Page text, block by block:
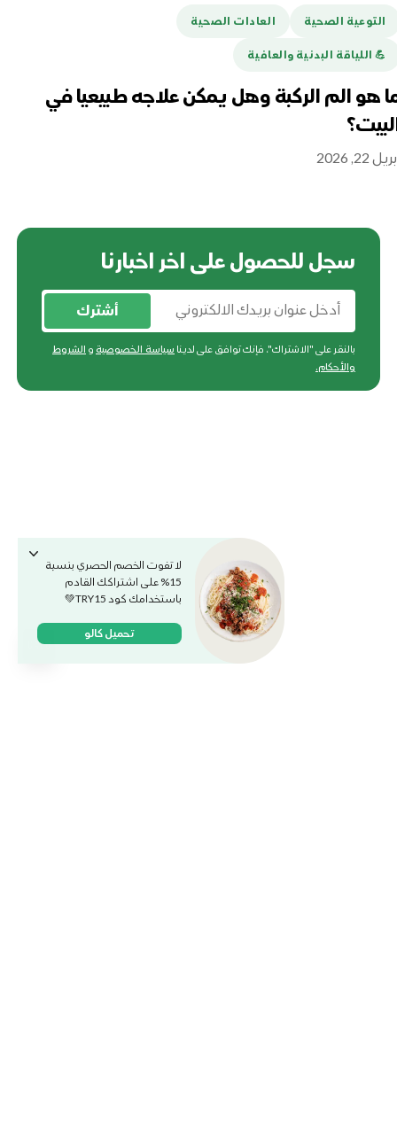
التوعية الصحية العادات الصحية
💪️ اللياقة البدنية والعافية
هو الم الركبة وهل يمكن علاجه طبيعيا في
22, 2026
سجل للحصول على اخر اخبارنا
أشترك
بالنقر على "الاشتراك"، فإنك توافق على لدينا سياسة الخصوصية و الشروط
والأحكام.
لا تفوت الخصم الحصري بنسبة
15% على اشتراكك القادم
باستخدامك كود TRY15💚
تحميل كالو